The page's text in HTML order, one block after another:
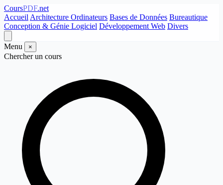
CoursPDF.net
Accueil Architecture Ordinateurs Bases de Données Bureautique
Conception & Génie Logiciel Développement Web Divers
Menu ×
Chercher un cours